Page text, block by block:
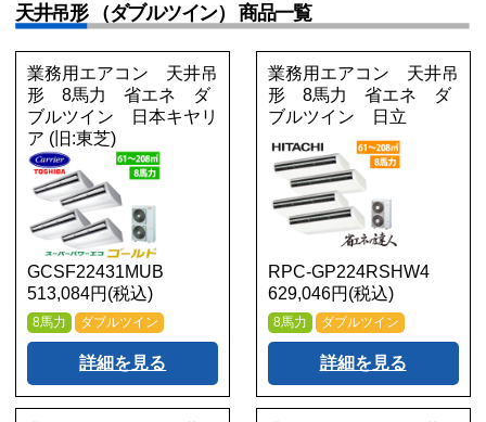
天井吊形 （ダブルツイン） 商品一覧
業務用エアコン 天井吊
形 8馬力 省エネ ダ
ブルツイン 日本キヤリ
ア (旧:東芝)
GCSF22431MUB
513,084円(税込)
8馬力 ダブルツイン
詳細を見る
業務用エアコン 天井吊
形 8馬力 省エネ ダ
ブルツイン 日立
RPC-GP224RSHW4
629,046円(税込)
8馬力 ダブルツイン
詳細を見る